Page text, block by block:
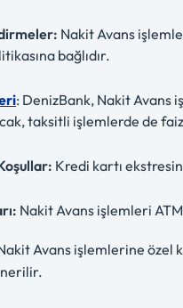
Nakit Avans
bağlıdır.
: DenizBank, Nakit Avans
taksitli işlemlerde de
Kredi kartı
Nakit Avans işlemleri
Avans işlemlerine